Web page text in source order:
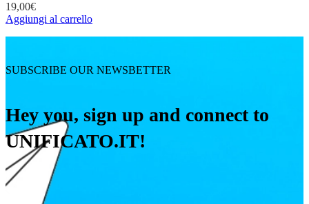
19,00€
Aggiungi al carrello
SUBSCRIBE OUR NEWSBETTER
Hey you, sign up and connect to
UNIFICATO.IT!